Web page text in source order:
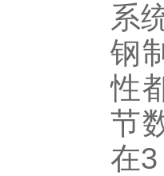
系
钢
性
节
在